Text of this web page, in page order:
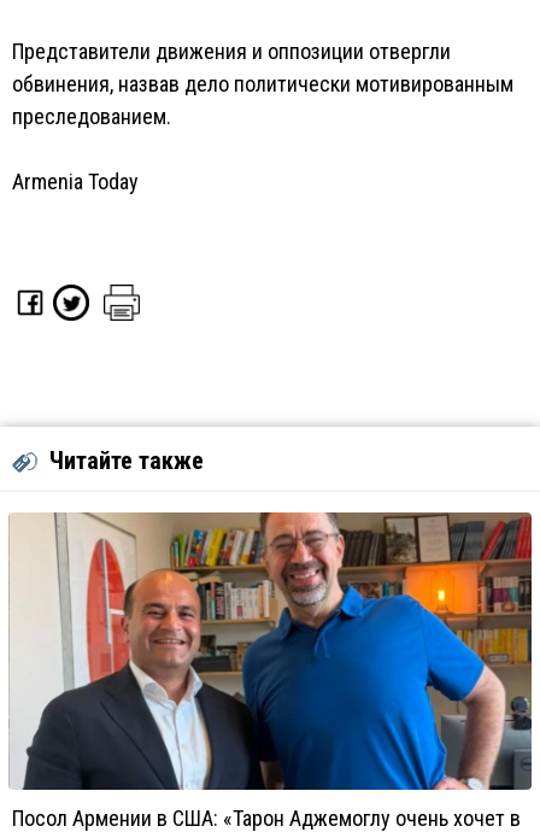
Представители движения и оппозиции отвергли
обвинения, назвав дело политически мотивированным
преследованием.
Armenia Today
Читайте также
Посол Армении в США: «Тарон Аджемоглу очень хочет в